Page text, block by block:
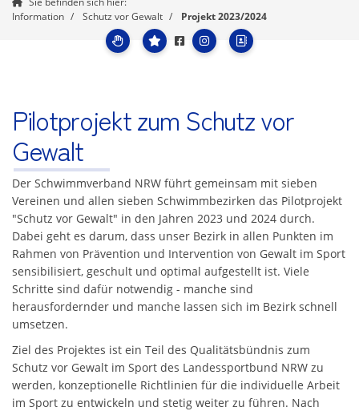
Information
Schutz vor Gewalt Projekt 2023/2024
Pilotprojekt zum Schutz vor
Gewalt
Der Schwimmverband NRW führt gemeinsam mit sieben
Vereinen und allen sieben Schwimmbezirken das Pilotprojekt
"Schutz vor Gewalt" in den Jahren 2023 und 2024 durch.
Dabei geht es darum, dass unser Bezirk in allen Punkten im
Rahmen von Prävention und Intervention von Gewalt im Sport
sensibilisiert, geschult und optimal aufgestellt ist. Viele
Schritte sind dafür notwendig - manche sind
herausfordernder und manche lassen sich im Bezirk schnell
umsetzen.
Ziel des Projektes ist ein Teil des Qualitätsbündnis zum
Schutz vor Gewalt im Sport des Landessportbund NRW zu
werden, konzeptionelle Richtlinien für die individuelle Arbeit
im Sport zu entwickeln und stetig weiter zu führen. Nach